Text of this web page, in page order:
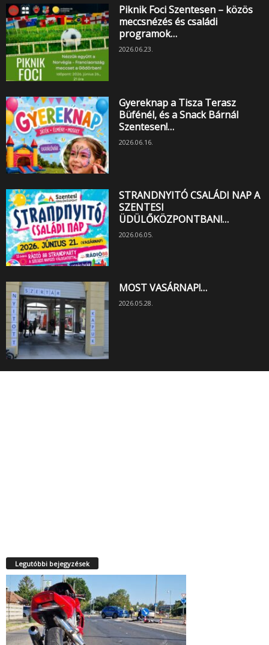
Piknik Foci Szentesen – közös
meccsnézés és családi
programok…
2026.06.23.
Gyereknap a Tisza Terasz
Büfénél, és a Snack Bárnál
Szentesen!…
2026.06.16.
STRANDNYITÓ CSALÁDI NAP A
SZENTESI
ÜDÜLŐKÖZPONTBAN!…
2026.06.05.
MOST VASÁRNAP!…
2026.05.28.
Legutóbbi bejegyzések